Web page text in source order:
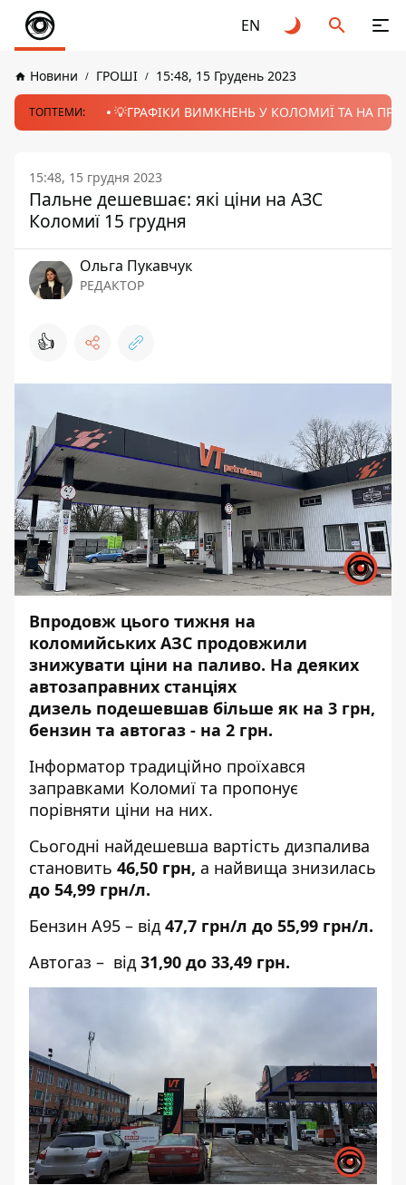
EN
Новини ГРОШІ 15:48, 15 Грудень 2023
ТОПТЕМИ: 💡ГРАФІКИ ВИМКНЕНЬ У КОЛОМИЇ ТА НА
15:48, 15 грудня 2023
Пальне дешевшає: які ціни на АЗС
Коломиї 15 грудня
Ольга Пукавчук
РЕДАКТОР
👍
Впродовж цього тижня на
коломийських АЗС продовжили
знижувати ціни на паливо. На деяких
автозаправних станціях
дизель подешевшав більше як на 3 грн,
бензин та автогаз - на 2 грн.
Інформатор традиційно проїхався
заправками Коломиї та пропонує
порівняти ціни на них.
Сьогодні найдешевша вартість дизпалива
становить 46,50 грн, а найвища знизилась
до 54,99 грн/л.
Бензин А95 – від 47,7 грн/л до 55,99 грн/л.
Автогаз – від 31,90 до 33,49 грн.